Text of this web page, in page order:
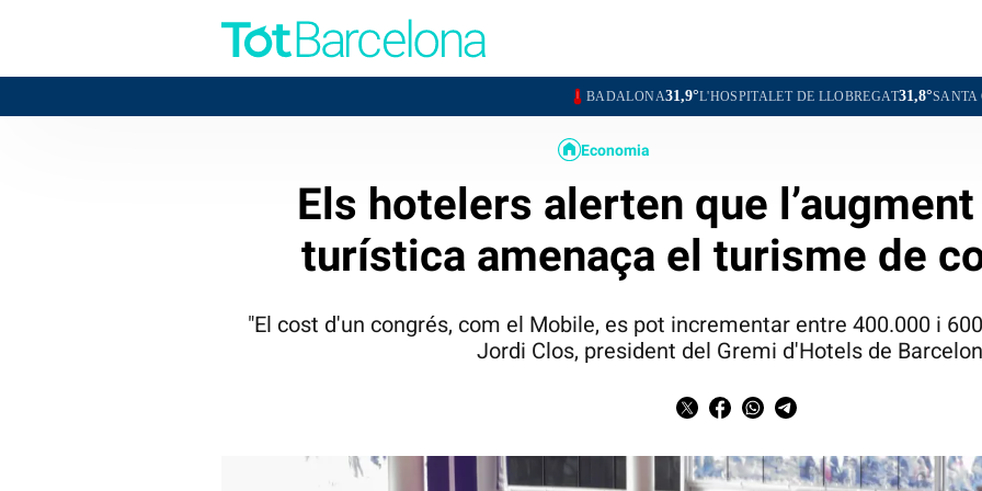
31,9°L'HOSPITALET DE LLOBREGAT31,8°SANTA COLOMA DE
Economia
Els hotelers alerten que
turística amenaça el turisme de
"El cost d'un congrés, com el Mobile, es pot incrementar entre 400.000 i
Jordi Clos, president del Gremi d'Hotels de